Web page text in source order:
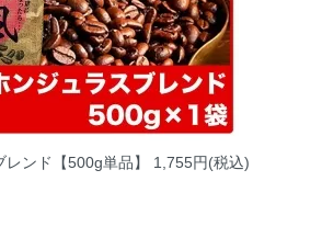
ンド【500g単品】 1,755円(税込)